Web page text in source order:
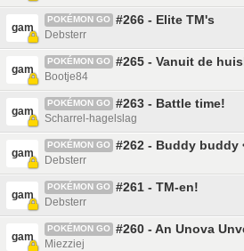
gam
POKÉMON GO #266 - Elite TM's
Debsterr
gam
POKÉMON GO #265 - Vanuit de
Bootje84
gam
POKÉMON GO #263 - Battle time!
Scharrel-hagelslag
gam
POKÉMON GO #262 - Buddy buddy
Debsterr
gam
POKÉMON GO #261 - TM-en!
Debsterr
gam
POKÉMON GO #260 - An Unova
Miezziej